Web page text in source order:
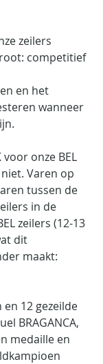
zeilers
competitief
en het
wanneer
onze BEL
Varen op
tussen de
in de
zeilers (12-13
dit
maakt:
12 gezeilde
BRAGANCA,
medaille en